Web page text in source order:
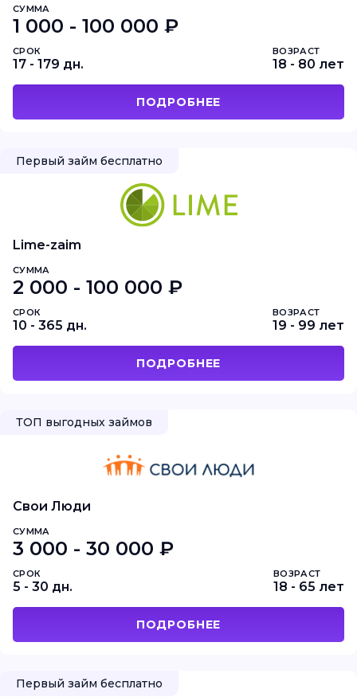
СУММА
1 000 - 100 000 ₽
СРОК
17 - 179 дн.
ВОЗРАСТ
18 - 80 лет
ПОДРОБНЕЕ
Первый займ бесплатно
Lime-zaim
СУММА
2 000 - 100 000 ₽
СРОК
10 - 365 дн.
ВОЗРАСТ
19 - 99 лет
ПОДРОБНЕЕ
ТОП выгодных займов
Свои Люди
СУММА
3 000 - 30 000 ₽
СРОК
5 - 30 дн.
ВОЗРАСТ
18 - 65 лет
ПОДРОБНЕЕ
Первый займ бесплатно